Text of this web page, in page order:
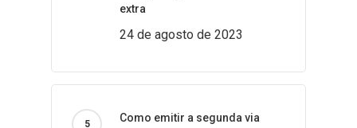
extra
24 de agosto de 2023
Como emitir a segunda via